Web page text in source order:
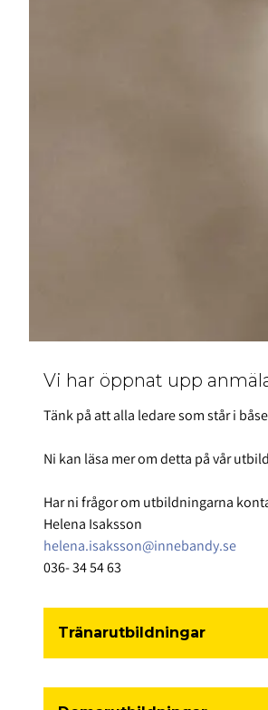
Vi har öppnat upp
Tänk på att alla ledare som står i
Ni kan läsa mer om detta på vår
Har ni frågor om utbildningarna
Helena Isaksson
helena.isaksson@innebandy.se
036- 34 54 63
Tränarutbildningar